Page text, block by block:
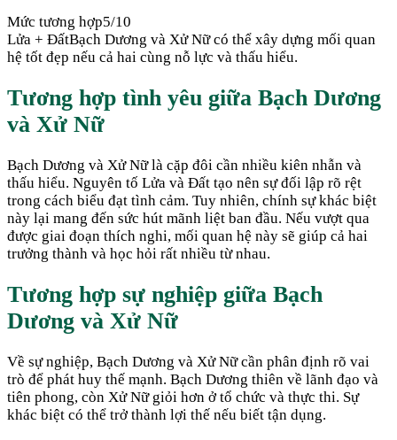
Mức tương hợp5/10
Lửa + ĐấtBạch Dương và Xử Nữ có thể xây dựng mối quan
hệ tốt đẹp nếu cả hai cùng nỗ lực và thấu hiểu.
Tương hợp tình yêu giữa Bạch Dương
và Xử Nữ
Bạch Dương và Xử Nữ là cặp đôi cần nhiều kiên nhẫn và
thấu hiểu. Nguyên tố Lửa và Đất tạo nên sự đối lập rõ rệt
trong cách biểu đạt tình cảm. Tuy nhiên, chính sự khác biệt
này lại mang đến sức hút mãnh liệt ban đầu. Nếu vượt qua
được giai đoạn thích nghi, mối quan hệ này sẽ giúp cả hai
trưởng thành và học hỏi rất nhiều từ nhau.
Tương hợp sự nghiệp giữa Bạch
Dương và Xử Nữ
Về sự nghiệp, Bạch Dương và Xử Nữ cần phân định rõ vai
trò để phát huy thế mạnh. Bạch Dương thiên về lãnh đạo và
tiên phong, còn Xử Nữ giỏi hơn ở tổ chức và thực thi. Sự
khác biệt có thể trở thành lợi thế nếu biết tận dụng.